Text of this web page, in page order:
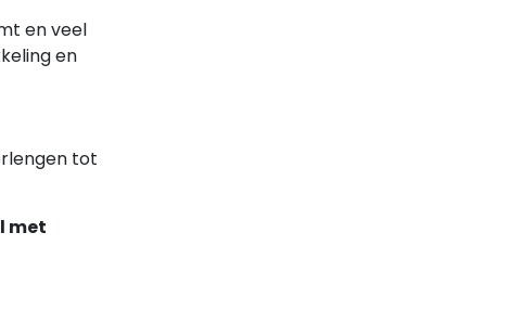
en veel
en
tot
met